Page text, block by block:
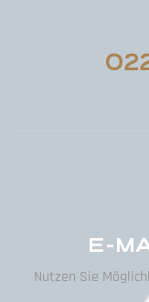
E-
Nutzen Sie